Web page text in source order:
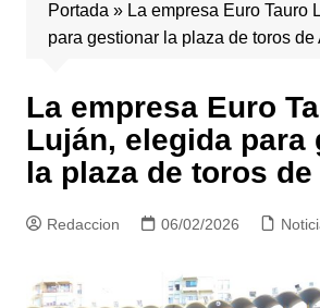
Portada » La empresa Euro Tauro
para gestionar la plaza de toros de
La empresa Euro
Luján, elegida para
la plaza de toros
Redaccion 06/02/2026